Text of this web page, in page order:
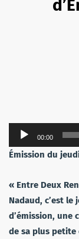
Lecteur
audio
00:00
Émission du
« Entre Deux
Nadaud, c’est le
d’émission, une
de sa plus petite